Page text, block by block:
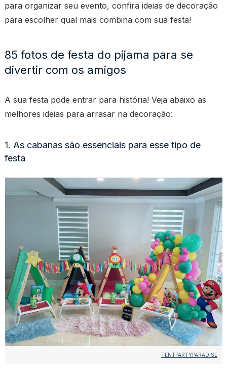
para organizar seu evento, confira ideias de decoração
para escolher qual mais combina com sua festa!
85 fotos de festa do pijama para se
divertir com os amigos
A sua festa pode entrar para história! Veja abaixo as
melhores ideias para arrasar na decoração:
1. As cabanas são essenciais para esse tipo de
festa
TENTPARTYPARADISE